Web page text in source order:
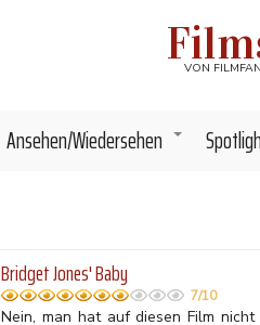
VON
+
Ansehen/Wiedersehen
Bridget Jones' Baby
7/10
Nein, man hat auf diesen Film